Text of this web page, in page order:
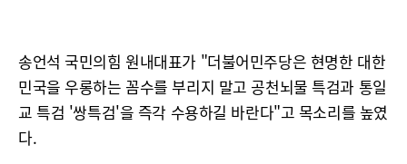
송언석 국민의힘 원내대표가 "더불어민주당은 현명한 대한
민국을 우롱하는 꼼수를 부리지 말고 공천뇌물 특검과 통일
교 특검 '쌍특검'을 즉각 수용하길 바란다"고 목소리를 높였
다.